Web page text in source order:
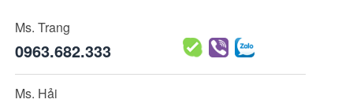
Ms. Trang
0963.682.333
Ms. Hải